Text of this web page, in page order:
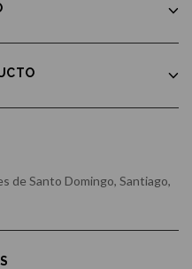
de Santo Domingo, Santiago,